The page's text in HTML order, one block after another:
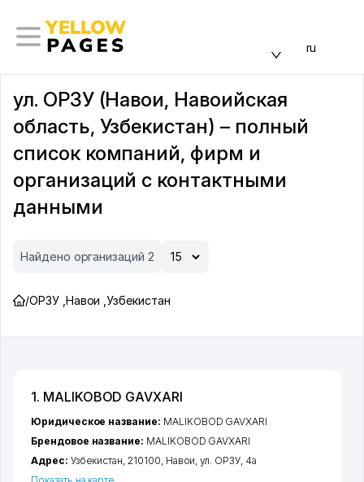
ru
ул. ОРЗУ (Навои, Навоийская
область, Узбекистан) – полный
список компаний, фирм и
организаций с контактными
данными
Найдено организаций 2
/ОРЗУ Навои ,Узбекистан
1. MALIKOBOD GAVXARI
Юридическое название: MALIKOBOD GAVXARI
Брендовое название: MALIKOBOD GAVXARI
Адрес: Узбекистан, 210100, Навои,ул. ОРЗУ, 4а